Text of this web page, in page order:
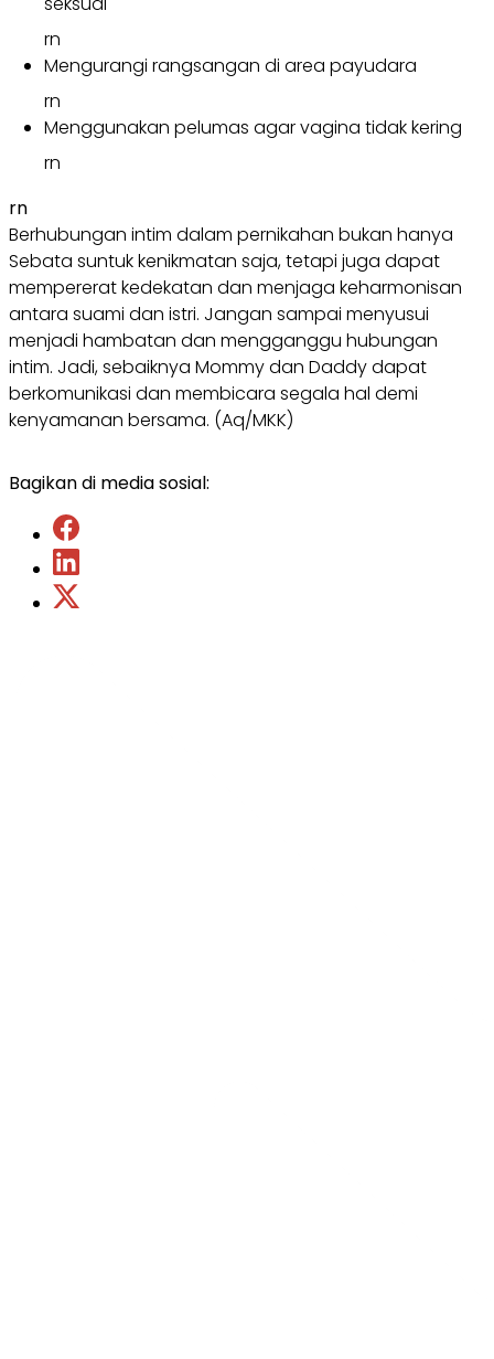
rn
Mengurangi rangsangan di area payudara
rn
Menggunakan pelumas agar vagina tidak kering
rn
rn
Berhubungan intim dalam pernikahan bukan hanya
Sebata suntuk kenikmatan saja, tetapi juga dapat
mempererat kedekatan dan menjaga keharmonisan
antara suami dan istri. Jangan sampai menyusui
menjadi hambatan dan mengganggu hubungan
intim. Jadi, sebaiknya Mommy dan Daddy dapat
berkomunikasi dan membicara segala hal demi
kenyamanan bersama. (Aq/MKK)
Bagikan di media sosial: